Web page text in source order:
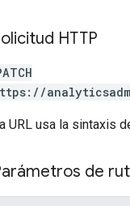
HTTP
URL usa la sintaxis
de